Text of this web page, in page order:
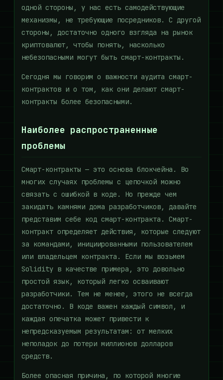
одной стороны, у нас есть самодействующие
механизмы, не требующие посредников. С другой
стороны, достаточно одного взгляда на рынок
криптовалют, чтобы понять, насколько
небезопасными могут быть смарт-контракты.
Сегодня мы говорим о важности аудита смарт-
контрактов и о том, как они делают смарт-
контракты более безопасными.
Наиболее распространенные
проблемы
Смарт-контракты — это основа блокчейна. Во
многих случаях проблемы с цепочкой можно
связать с ошибкой в ​​коде. Но прежде чем
закидать камнями дома разработчиков, давайте
представим себе код смарт-контракта. Смарт-
контракт определяет действия, которые следуют
за командами, инициированными пользователем
или владельцем контракта. Если мы возьмем
Solidity в качестве примера, это довольно
простой язык, который легко осваивают
разработчики. Тем не менее, этого не всегда
достаточно. В коде важен каждый символ, и
каждая опечатка может привести к
непредсказуемым результатам: от мелких
неполадок до потери миллионов долларов
средств.
Более опасная причина, по которой многие